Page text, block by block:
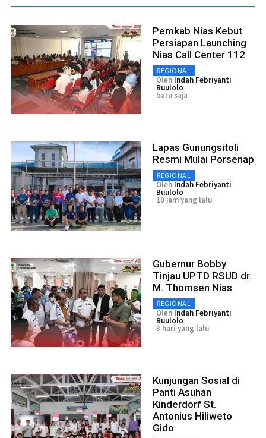
Pemkab Nias Kebut
Persiapan Launching
Nias Call Center 112
REGIONAL
Oleh Indah Febriyanti
Buulolo
baru saja
Lapas Gunungsitoli
Resmi Mulai Porsenap
REGIONAL
Oleh Indah Febriyanti
Buulolo
10 jam yang lalu
Gubernur Bobby
Tinjau UPTD RSUD dr.
M. Thomsen Nias
REGIONAL
Oleh Indah Febriyanti
Buulolo
3 hari yang lalu
Kunjungan Sosial di
Panti Asuhan
Kinderdorf St.
Antonius Hiliweto
Gido